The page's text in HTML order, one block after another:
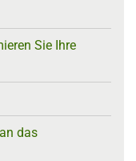
Sie Ihre
das